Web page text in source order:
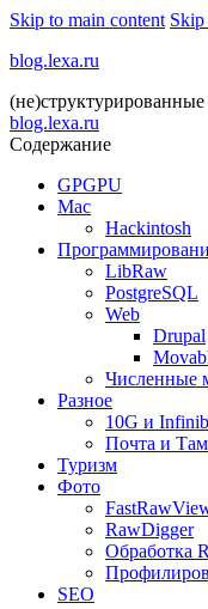
Skip to main content Skip
blog.lexa.ru
blog.lexa.ru
Содержание
GPGPU
Mac
Hackintosh
LibRaw
PostgreSQL
Web
Drupal
Численные
Разное
10G и
Почта и
Туризм
Фото
RawDigger
Обработка
SEO